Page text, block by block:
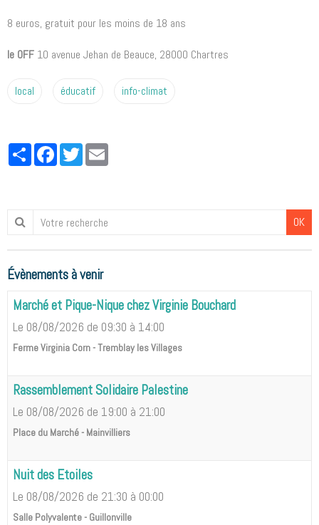
8 euros, gratuit pour les moins de 18 ans
le OFF 10 avenue Jehan de Beauce, 28000 Chartres
local éducatif info-climat
PartagerFacebookTwitter
OK
Évènements à venir
Marché et Pique-Nique chez Virginie Bouchard
Le 08/08/2026 de 09:30 à 14:00
Ferme Virginia Corn - Tremblay les Villages
Rassemblement Solidaire Palestine
Le 08/08/2026 de 19:00 à 21:00
Place du Marché - Mainvilliers
Nuit des Etoiles
Le 08/08/2026 de 21:30 à 00:00
Salle Polyvalente - Guillonville